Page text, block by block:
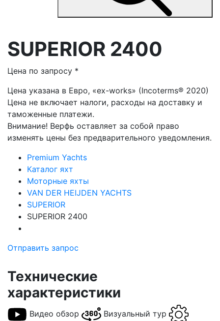
SUPERIOR 2400
Цена по запросу *
Цена указана в Евро, «ex-works» (Incoterms® 2020)
Цена не включает налоги, расходы на доставку и
таможенные платежи.
Внимание! Верфь оставляет за собой право
изменять цены без предварительного уведомления.
Premium Yachts
Каталог яхт
Моторные яхты
VAN DER HEIJDEN YACHTS
SUPERIOR
SUPERIOR 2400
Отправить запрос
Технические
характеристики
Видео обзор
Визуальный тур